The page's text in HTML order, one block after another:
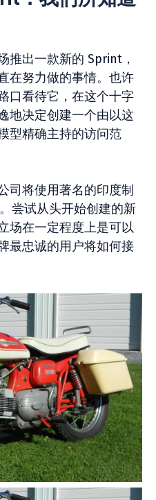
推出一款新的 Sprint，
在努力做的事情。也许
口看待它，在这个十字
地决定创建一个由以这
型精确主持的访问范
司将使用著名的印度制
尝试从头开始创建的新
场在一定程度上是可以
最忠诚的用户将如何接